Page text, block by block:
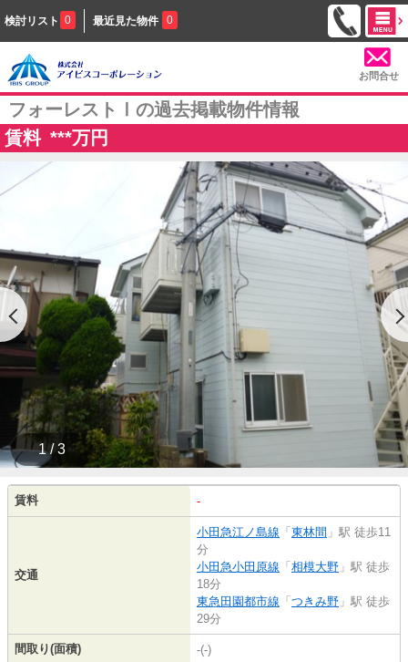
検討リスト 0 最近見た物件 0
お問合せ
フォーレストⅠの過去掲載物件情報
賃料 ***万円
1 / 3
賃料 -
交通
小田急江ノ島線 「東林間 」駅 徒歩11
分
小田急小田原線 「相模大野 」駅 徒歩
18分
東急田園都市線 「つきみ野 」駅 徒歩
29分
間取り(面積) -(-)